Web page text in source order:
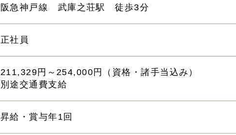
阪急神戸線 武庫之荘駅 徒歩3分
正社員
211,329円～254,000円（資格・諸手当込み）
別途交通費支給
昇給・賞与年1回